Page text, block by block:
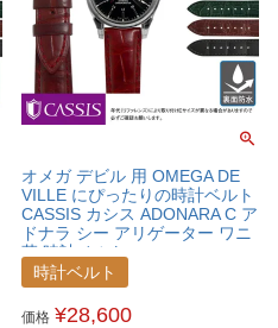
オメガ デビル 用 OMEGA DE
VILLE にぴったりの時計ベルト
CASSIS カシス ADONARA C ア
ドナラ シー アリゲーター ワニ
革 時計ベルト
U1017A70OMGDVL
時計ベルト
価格 ¥28,600